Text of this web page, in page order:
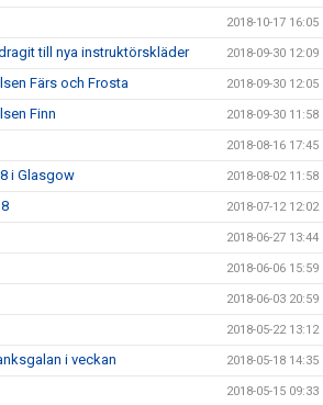
2018-10-17 16:05
till nya instruktörskläder 2018-09-30 12:09
Färs och Frosta 2018-09-30 12:05
Finn 2018-09-30 11:58
2018-08-16 17:45
i Glasgow 2018-08-02 11:58
2018-07-12 12:02
2018-06-27 13:44
2018-06-06 15:59
2018-06-03 20:59
2018-05-22 13:12
i veckan 2018-05-18 14:35
2018-05-15 09:33